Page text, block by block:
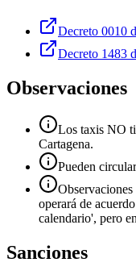
Decreto 0010
Decreto 1483
Observaciones
Los taxis NO
Cartagena.
Pueden
operará de
calendario', pero
Sanciones